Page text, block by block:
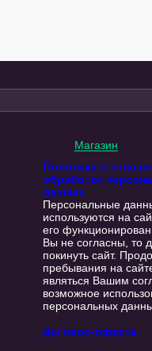
Магазин
Политика в
обработки
данных
Персональные
используются на
его
Вы не согласны, то
покинуть сайт.
пребывания на
являться Вашим
возможное
персональных
Договор-оферта